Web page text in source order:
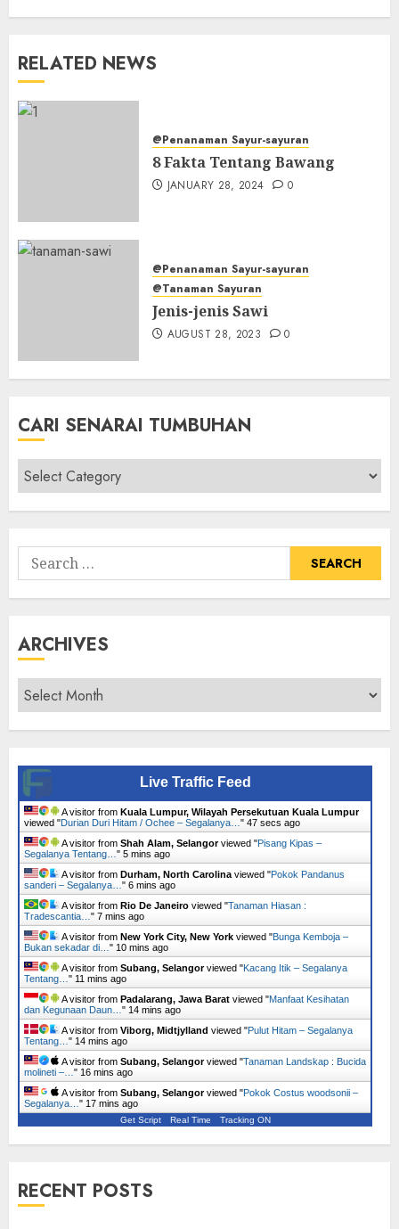
RELATED NEWS
@Penanaman Sayur-sayuran
8 Fakta Tentang Bawang
JANUARY 28, 2024 0
@Penanaman Sayur-sayuran
@Tanaman Sayuran
Jenis-jenis Sawi
AUGUST 28, 2023 0
CARI SENARAI TUMBUHAN
Cari
Senarai
Tumbuhan
Search
for:
ARCHIVES
Archives
Live Traffic Feed
A visitor from Kuala Lumpur, Wilayah Persekutuan Kuala Lumpur
viewed "Durian Duri Hitam / Ochee – Segalanya… " 48 secs ago
A visitor from Shah Alam, Selangorviewed "Pisang Kipas –
Segalanya Tentang… " 5 mins ago
A visitor from Durham, North Carolina viewed "Pokok Pandanus
sanderi – Segalanya… " 6 mins ago
A visitor from Rio De Janeiro viewed "Tanaman Hiasan :
Tradescantia… " 7 mins ago
A visitor from New York City, New York viewed "Bunga Kemboja –
Bukan sekadar di… " 10 mins ago
A visitor from Subang, Selangorviewed "Kacang Itik – Segalanya
Tentang… " 11 mins ago
A visitor from Padalarang, Jawa Barat viewed "Manfaat Kesihatan
dan Kegunaan Daun… " 14 mins ago
A visitor from Viborg, Midtjylland viewed "Pulut Hitam – Segalanya
Tentang… " 14 mins ago
A visitor from Subang, Selangorviewed "Tanaman Landskap : Bucida
molineti –… " 16 mins ago
A visitor from Subang, Selangorviewed "Pokok Costus woodsonii –
Segalanya… " 17 mins ago
Get Script Real Time Tracking ON
RECENT POSTS